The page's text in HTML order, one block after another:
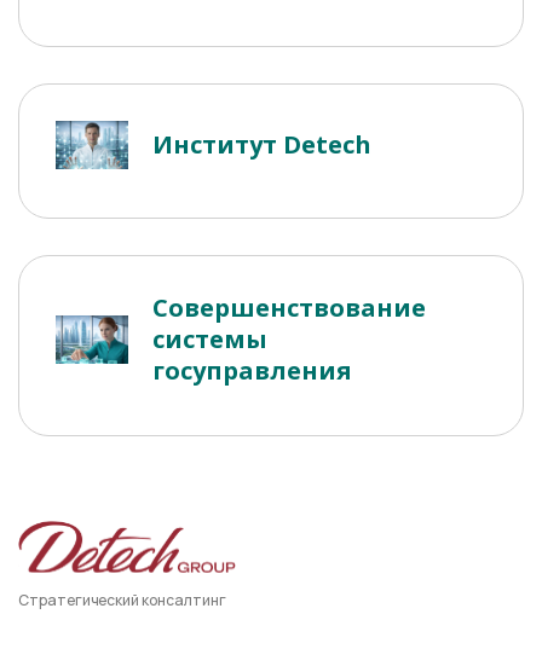
Институт Detech
Совершенствование
системы
госуправления
Стратегический консалтинг